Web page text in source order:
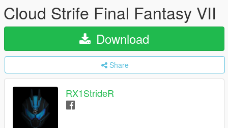
Cloud Strife Final Fantasy VII
Download
Share
RX1StrideR